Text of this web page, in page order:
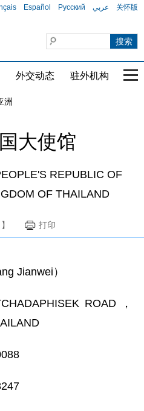
Español Русский عربي 关怀版
外交动态 驻外机构 国
洲
大使馆
REPUBLIC OF
OF THAILAND
】 打印
Jianwei）
ROAD，